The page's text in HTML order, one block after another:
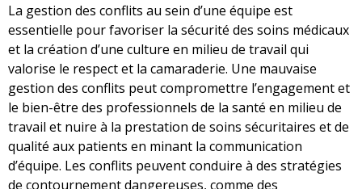
La gestion des conflits au sein d’une équipe est
essentielle pour favoriser la sécurité des soins médicaux
et la création d’une culture en milieu de travail qui
valorise le respect et la camaraderie. Une mauvaise
gestion des conflits peut compromettre l’engagement et
le bien-être des professionnels de la santé en milieu de
travail et nuire à la prestation de soins sécuritaires et de
qualité aux patients en minant la communication
d’équipe. Les conflits peuvent conduire à des stratégies
de contournement dangereuses, comme des